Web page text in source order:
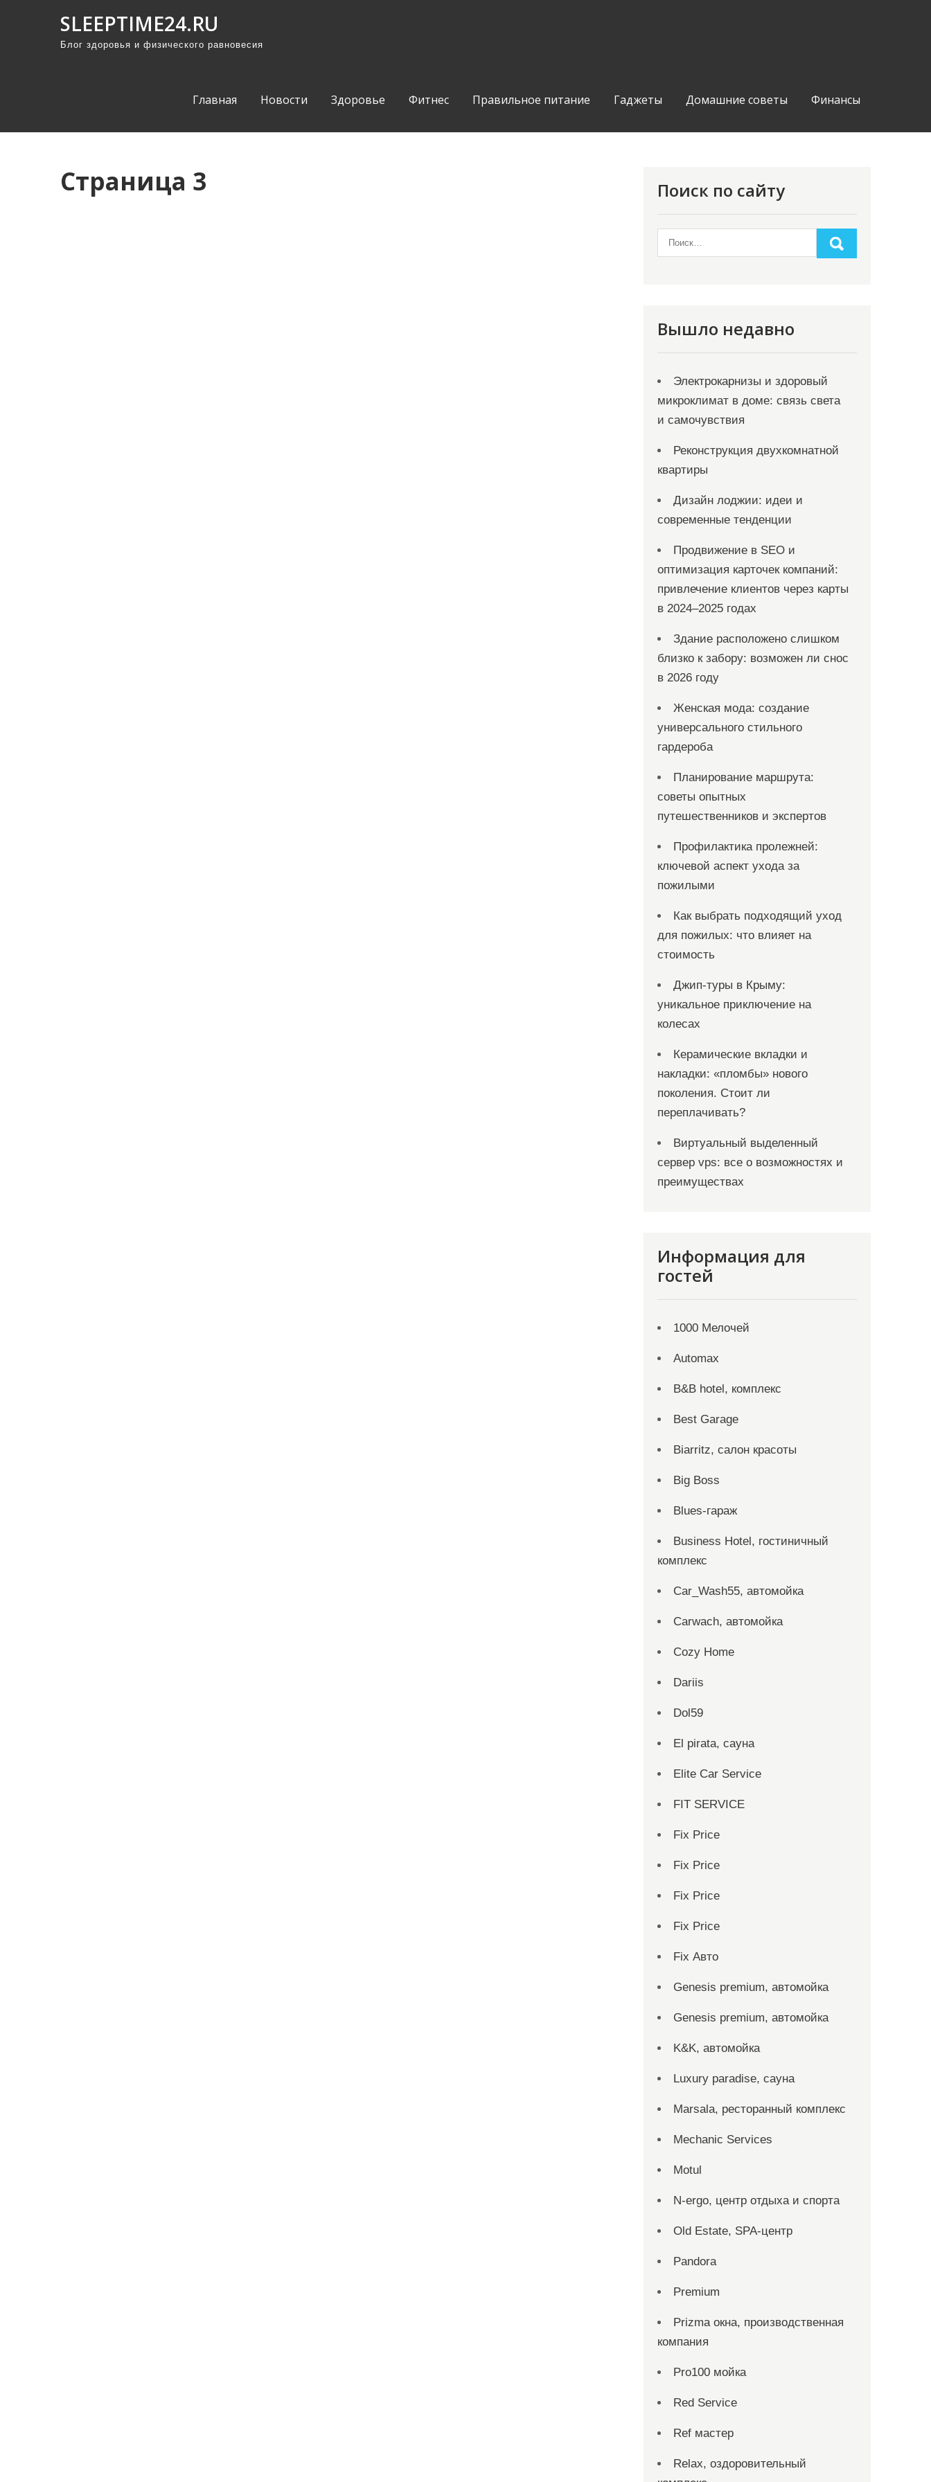
SLEEPTIME24.RU
Блог здоровья и физического равновесия
Главная Новости Здоровье Фитнес Правильное питание Гаджеты Домашние советы Финансы
Страница 3 Поиск по сайту
Вышло недавно
Электрокарнизы и здоровый
микроклимат в доме: связь света
и самочувствия
Реконструкция двухкомнатной
квартиры
Дизайн лоджии: идеи и
современные тенденции
Продвижение в SEO и
оптимизация карточек компаний:
привлечение клиентов через карты
в 2024–2025 годах
Здание расположено слишком
близко к забору: возможен ли снос
в 2026 году
Женская мода: создание
универсального стильного
гардероба
Планирование маршрута:
советы опытных
путешественников и экспертов
Профилактика пролежней:
ключевой аспект ухода за
пожилыми
Как выбрать подходящий уход
для пожилых: что влияет на
стоимость
Джип-туры в Крыму:
уникальное приключение на
колесах
Керамические вкладки и
накладки: «пломбы» нового
поколения. Стоит ли
переплачивать?
Виртуальный выделенный
сервер vps: все о возможностях и
преимуществах
Информация для
гостей
1000 Мелочей
Automax
B&B hotel, комплекс
Best Garage
Biarritz, салон красоты
Big Boss
Blues-гараж
Business Hotel, гостиничный
комплекс
Car_Wash55, автомойка
Carwach, автомойка
Cozy Home
Dariis
Dol59
El pirata, сауна
Elite Car Service
FIT SERVICE
Fix Price
Fix Price
Fix Price
Fix Price
Fix Авто
Genesis premium, автомойка
Genesis premium, автомойка
K&K, автомойка
Luxury paradise, сауна
Marsala, ресторанный комплекс
Mechanic Services
Motul
N-ergo, центр отдыха и спорта
Old Estate, SPA-центр
Pandora
Premium
Prizma окна, производственная
компания
Pro100 мойка
Red Service
Ref мастер
Relax, оздоровительный